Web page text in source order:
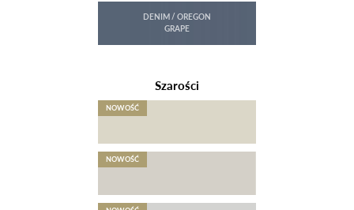
Szarości